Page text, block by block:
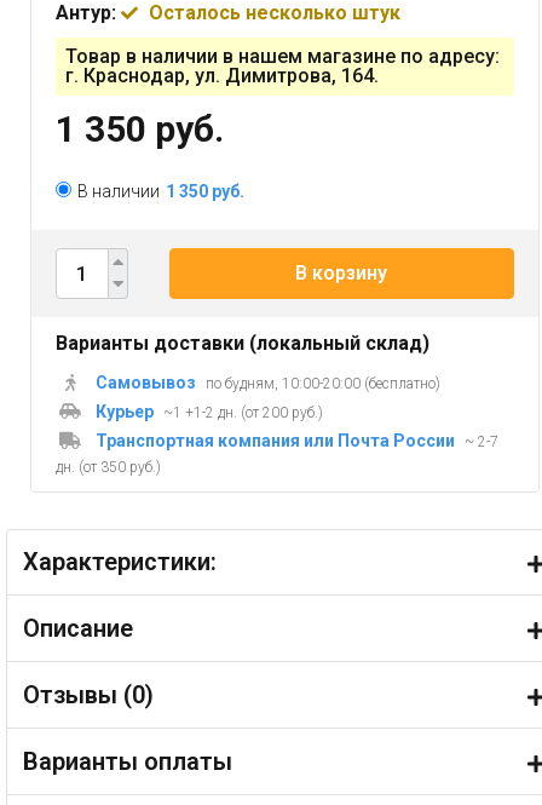
Антур:
Осталось несколько штук
Товар в наличии в нашем магазине по адресу:
г. Краснодар, ул. Димитрова, 164.
1 350 руб.
В наличии 1 350 руб.
В корзину
Варианты доставки (локальный склад)
Самовывоз по будням, 10:00-20:00 (бесплатно)
Курьер ~1 +1-2 дн. (от 200 руб.)
Транспортная компания или Почта России
~ 2-7
дн. (от 350 руб.)
Характеристики:
Описание
Отзывы (0)
Варианты оплаты